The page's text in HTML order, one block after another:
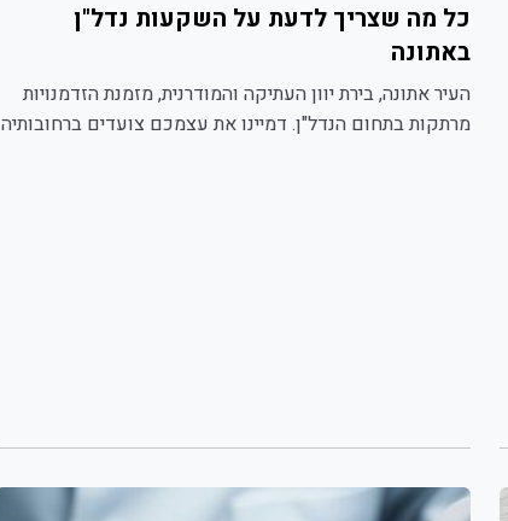
כל מה שצריך לדעת על השקעות נדל"ן
באתונה
העיר אתונה, בירת יוון העתיקה והמודרנית, מזמנת הזדמנויות
מרתקות בתחום הנדל"ן. דמיינו את עצמכם צועדים ברחובותיה